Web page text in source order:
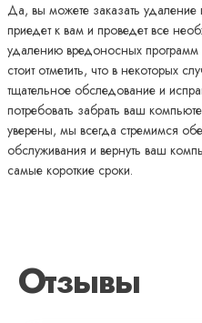
Да, вы можете заказать
приедет к вам и проведет все
удалению вредоносных
стоит отметить, что в некоторых
тщательное обследование и
потребовать забрать ваш
уверены, мы всегда стремимся
обслуживания и вернуть ваш
самые короткие сроки.
Отзывы